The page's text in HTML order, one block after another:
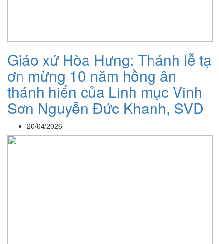
Giáo xứ Hòa Hưng: Thánh lễ tạ
ơn mừng 10 năm hồng ân
thánh hiến của Linh mục Vinh
Sơn Nguyễn Đức Khanh, SVD
20/04/2026